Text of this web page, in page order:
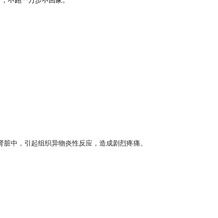
中，引起组织异物炎性反应，造成剧烈疼痛。